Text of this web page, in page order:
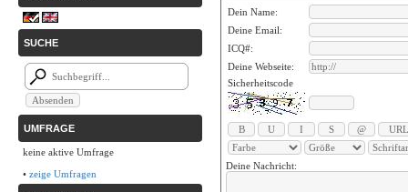
SUCHE
UMFRAGE
keine aktive Umfrage
• zeige Umfragen
Dein Name:
Deine Email:
ICQ#:
Deine Webseite:
Sicherheitscode
Deine Nachricht: